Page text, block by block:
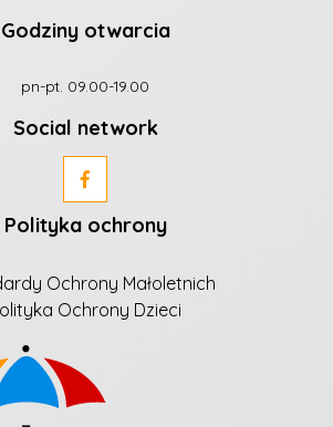
Godziny otwarcia
pn-pt. 09.00-19.00
Social network
Polityka ochrony
Ochrony Małoletnich
Ochrony Dzieci